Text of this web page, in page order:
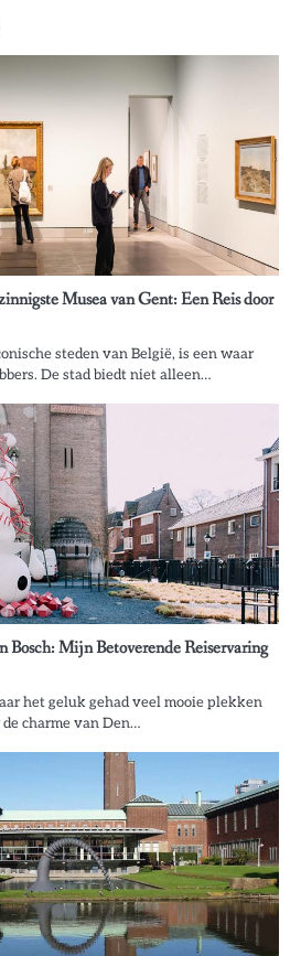
Musea van Gent: Een Reis door
steden van België, is een waar
De stad biedt niet alleen…
Bosch: Mijn Betoverende Reiservaring
het geluk gehad veel mooie plekken
charme van Den…